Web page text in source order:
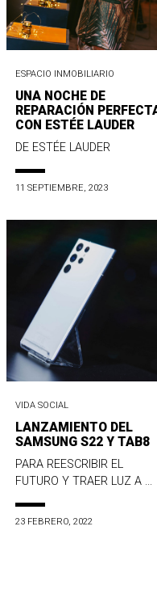
ESPACIO INMOBILIARIO
UNA NOCHE DE
REPARACIÓN
CON ESTÉE LAUDER
DE ESTÉE LAUDER
11 SEPTIEMBRE, 2023
VIDA SOCIAL
LANZAMIENTO DEL
SAMSUNG S22 Y TAB8
PARA REESCRIBIR EL
FUTURO Y TRAER LUZ A ...
23 FEBRERO, 2022